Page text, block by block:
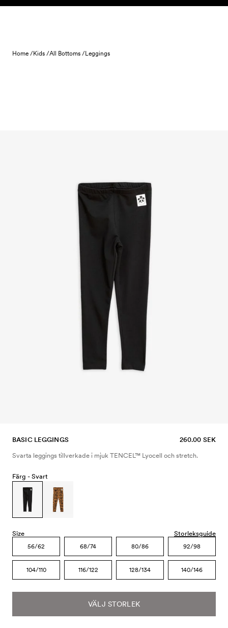
Skip to content
Home /Kids /All Bottoms /Leggings
BASIC LEGGINGS 260.00 SEK
Svarta leggings tillverkade i mjuk TENCEL™ Lyocell och stretch.
Färg - Svart
Size Storleksguide
56/62 68/74 80/86 92/98
104/110 116/122 128/134 140/146
VÄLJ STORLEK